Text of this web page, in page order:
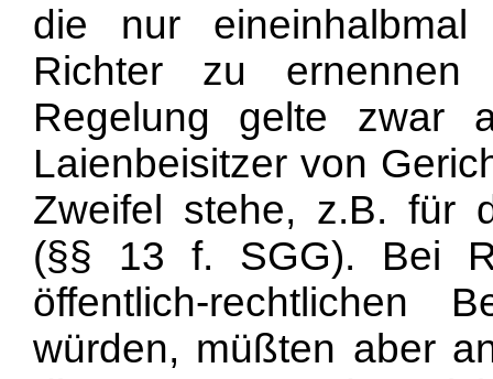
die nur
Richter zu ernennen
Regelung gelte zwar
Laienbeisitzer von
Zweifel stehe, z.B. für
(§§ 13 f. SGG). Bei
öffentlich-rechtlichen
würden, müßten aber